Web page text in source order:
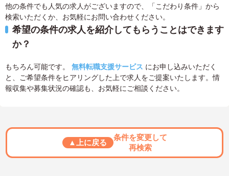
他の条件でも人気の求人がございますので、「こだわり条件」から
検索いただくか、お気軽にお問い合わせください。
希望の条件の求人を紹介してもらうことはできます
か？
もちろん可能です。 無料転職支援サービス にお申し込みいただく
と、ご希望条件をヒアリングした上で求人をご提案いたします。情
報収集や募集状況の確認も、お気軽にご相談ください。
▲上に戻る
条件を変更して
再検索